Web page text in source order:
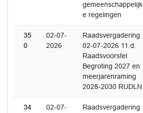
gemeenschappelijk
e regelingen
35
0
02-07-
2026
Raadsvergadering
02-07-2026 11.d.
Raadsvoorstel
Begroting 2027 en
meerjarenraming
2028-2030 RUDLN
34
02-07-
Raadsvergadering